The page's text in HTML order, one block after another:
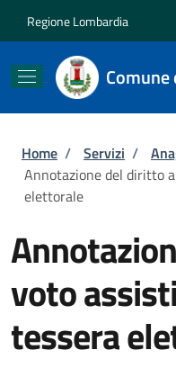
Regione Lombardia
Briciole di
Home / Servizi /
Annotazione del diritto
elettorale
voto
tessera